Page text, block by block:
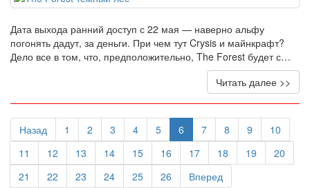
Дата выхода ранний доступ с 22 мая — наверно альфу
погонять дадут, за деньги. При чем тут Crysis и майнкрафт?
Дело все в том, что, предположительно, The Forest будет с…
Читать далее >>
Назад 1 2 3 4 5 6 7 8 9
10
11
12 13 14 15 16 17 18 19
20
21
22 23 24 25 26 Вперед